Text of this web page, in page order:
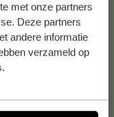
met onze partners
Deze partners
andere informatie
verzameld op
ou d’aide,
posées.